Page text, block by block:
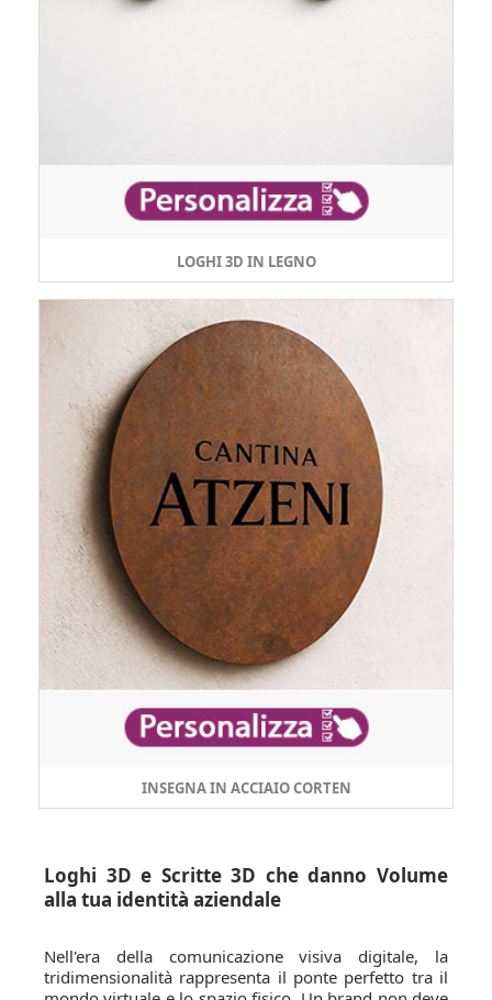
LOGHI 3D IN LEGNO
INSEGNA IN ACCIAIO CORTEN
Loghi 3D e Scritte 3D che danno Volume
alla tua identità aziendale
Nell'era della comunicazione visiva digitale, la
tridimensionalità rappresenta il ponte perfetto tra il